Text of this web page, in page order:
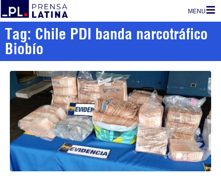
MENU
Tag: Chile PDI banda narcotráfico
Biobío